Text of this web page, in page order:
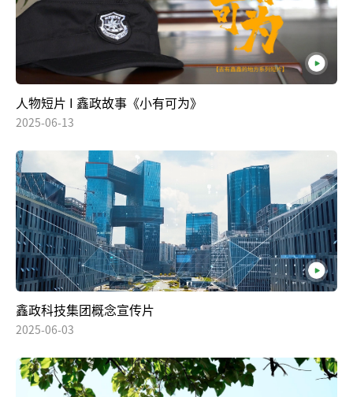
人物短片 I 鑫政故事《小有可为》
2025-06-13
鑫政科技集团概念宣传片
2025-06-03